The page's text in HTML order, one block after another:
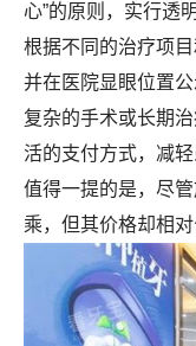
心”的原则，实行透
根据不同的治疗项
并在医院显眼位置
复杂的手术或长期
活的支付方式，减轻
值得一提的是，尽
乘，但其价格却相